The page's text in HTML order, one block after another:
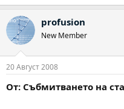
profusion
New Member
20 Август 2008
От: Събмитването на